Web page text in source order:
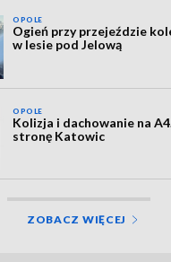
OPOLE
Ogień przy przejeździe
w lesie pod Jelową
OPOLE
Kolizja i dachowanie na
stronę Katowic
ZOBACZ WIĘCEJ